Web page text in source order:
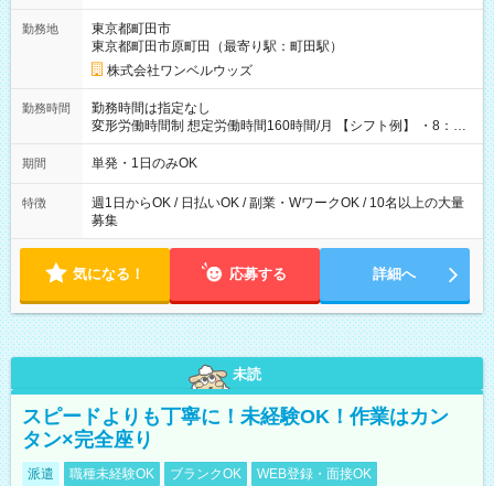
勤務地
東京都町田市
東京都町田市原町田（最寄り駅：町田駅）
株式会社ワンベルウッズ
勤務時間
勤務時間は指定なし
変形労働時間制 想定労働時間160時間/月 【シフト例】 ・8：00
～21：00
期間 単発・1日のみOK
特徴
週1日からOK / 日払いOK / 副業・WワークOK / 10名以上の大量
募集
気になる！ 応募する 詳細へ
未読
スピードよりも丁寧に！未経験OK！作業はカン
タン×完全座り
派遣 職種未経験OK ブランクOK WEB登録・面接OK